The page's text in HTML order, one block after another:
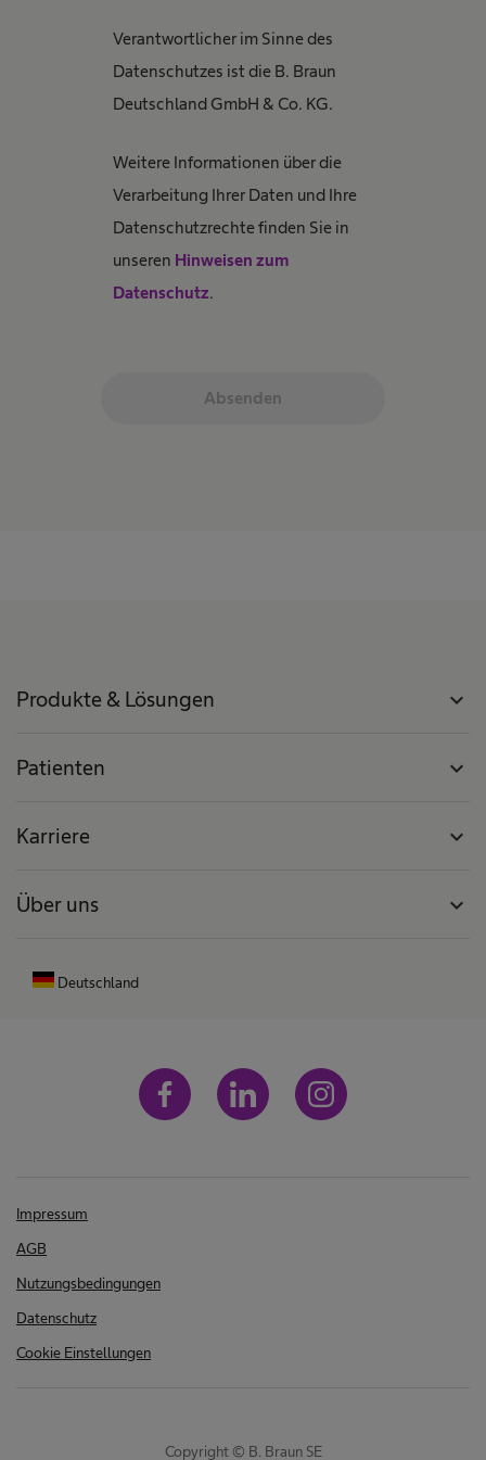
Verantwortlicher im Sinne des
Datenschutzes ist die B. Braun
Deutschland GmbH & Co. KG.
Weitere Informationen über die
Verarbeitung Ihrer Daten und Ihre
Datenschutzrechte finden Sie in
unseren Hinweisen zum
Datenschutz.
Absenden
Produkte & Lösungen expand_more
Patienten expand_more
Karriere expand_more
Über uns expand_more
Deutschland
Impressum
AGB
Nutzungsbedingungen
Datenschutz
Cookie Einstellungen
Copyright © B. Braun SE